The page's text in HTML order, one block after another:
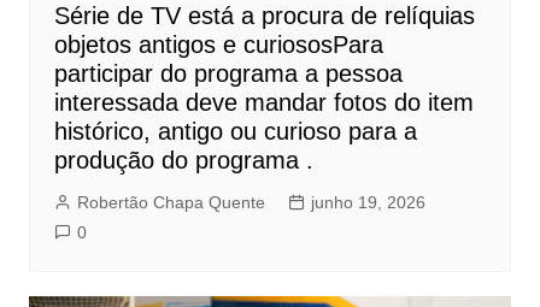
Série de TV está a procura de relíquias
objetos antigos e curiososPara
participar do programa a pessoa
interessada deve mandar fotos do item
histórico, antigo ou curioso para a
produção do programa .
Robertão Chapa Quente
junho 19, 2026
0